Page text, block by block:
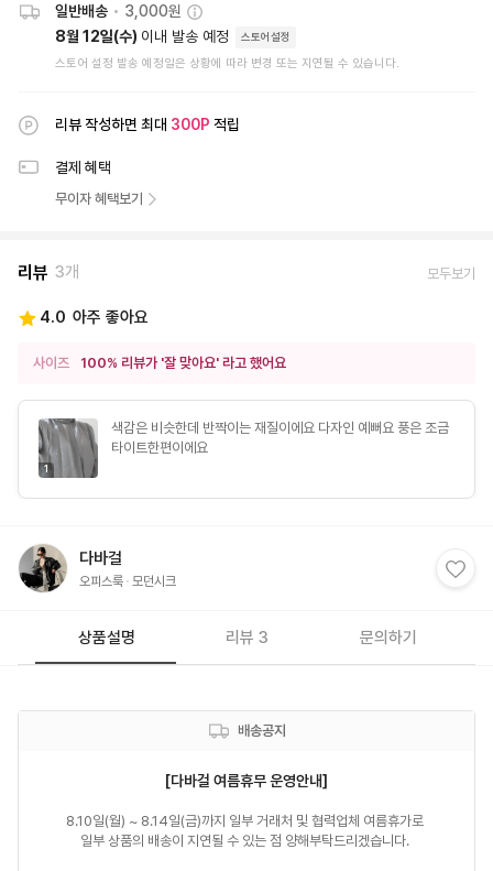
일반배송 • 3,000원
8월 12일(수) 이내 발송 예정 스토어설정
스토어 설정 발송 예정일은 상황에 따라 변경 또는 지연될 수 있습니다.
리뷰 작성하면 최대 300P 적립
결제 혜택
무이자 혜택보기
리뷰 3개 모두보기
4.0 아주 좋아요
사이즈 100% 리뷰가 '잘 맞아요' 라고 했어요
1
색감은 비슷한데 반짝이는 재질이에요 다자인 예뻐요 풍은 조금
타이트한편이에요
다바걸
오피스룩 모던시크
상품설명 리뷰 3 문의하기
배송공지
[다바걸 여름휴무 운영안내]
8.10일(월) ~ 8.14일(금)까지 일부 거래처 및 협력업체 여름휴가로
일부 상품의 배송이 지연될 수 있는 점 양해부탁드리겠습니다.